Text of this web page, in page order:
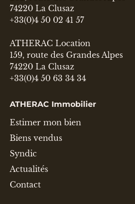
74220 La Clusaz
+33(0)4 50 02 41 57
ATHERAC Location
159, route des Grandes Alpes
74220 La Clusaz
+33(0)4 50 63 34 34
ATHERAC Immobilier
Estimer mon bien
Biens vendus
Syndic
Actualités
Contact